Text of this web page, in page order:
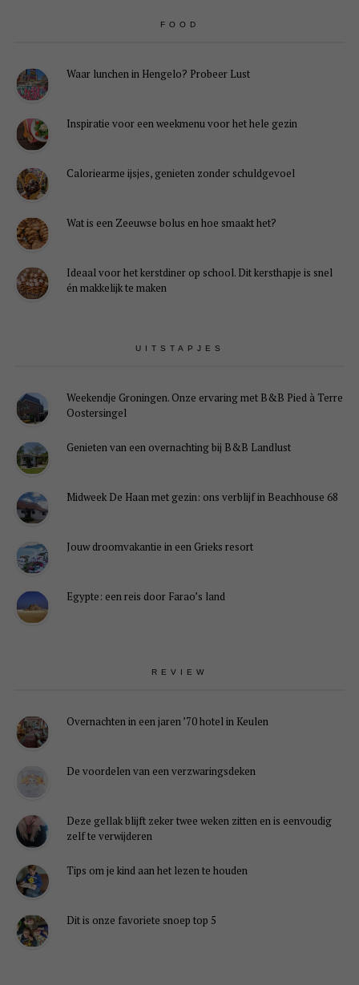
FOOD
Waar lunchen in Hengelo? Probeer Lust
Inspiratie voor een weekmenu voor het hele gezin
Caloriearme ijsjes, genieten zonder schuldgevoel
Wat is een Zeeuwse bolus en hoe smaakt het?
Ideaal voor het kerstdiner op school. Dit kersthapje is snel
én makkelijk te maken
UITSTAPJES
Weekendje Groningen. Onze ervaring met B&B Pied à Terre
Oostersingel
Genieten van een overnachting bij B&B Landlust
Midweek De Haan met gezin: ons verblijf in Beachhouse 68
Jouw droomvakantie in een Grieks resort
Egypte: een reis door Farao’s land
REVIEW
Overnachten in een jaren ’70 hotel in Keulen
De voordelen van een verzwaringsdeken
Deze gellak blijft zeker twee weken zitten en is eenvoudig
zelf te verwijderen
Tips om je kind aan het lezen te houden
Dit is onze favoriete snoep top 5